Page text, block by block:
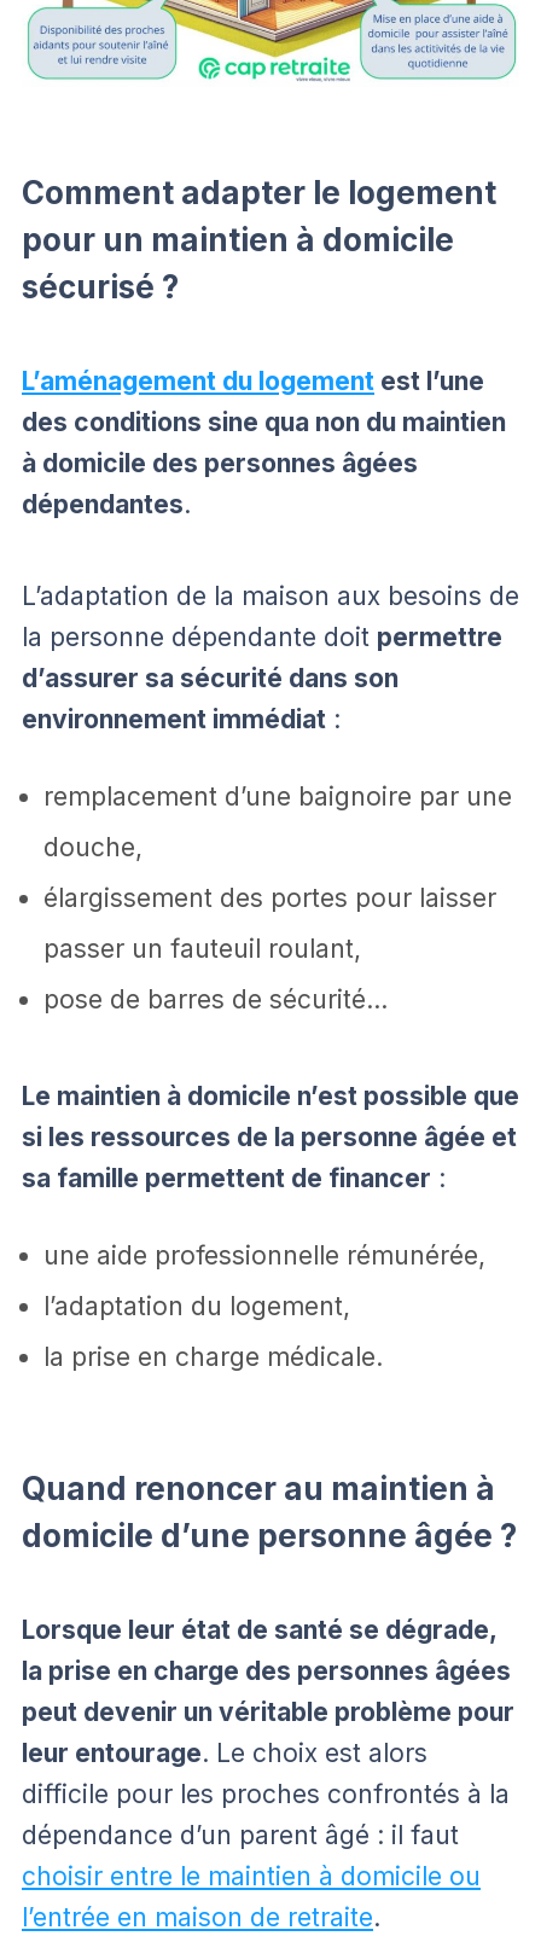
Comment adapter le logement
pour un maintien à domicile
sécurisé ?
L’aménagement du logement est l’une
des conditions sine qua non du maintien
à domicile des personnes âgées
dépendantes.
L’adaptation de la maison aux besoins de
la personne dépendante doit permettre
d’assurer sa sécurité dans son
environnement immédiat :
remplacement d’une baignoire par une
douche,
élargissement des portes pour laisser
passer un fauteuil roulant,
pose de barres de sécurité…
Le maintien à domicile n’est possible que
si les ressources de la personne âgée et
sa famille permettent de financer :
une aide professionnelle rémunérée,
l’adaptation du logement,
la prise en charge médicale.
Quand renoncer au maintien à
domicile d’une personne âgée ?
Lorsque leur état de santé se dégrade,
la prise en charge des personnes âgées
peut devenir un véritable problème pour
leur entourage. Le choix est alors
difficile pour les proches confrontés à la
dépendance d’un parent âgé : il faut
choisir entre le maintien à domicile ou
l’entrée en maison de retraite.